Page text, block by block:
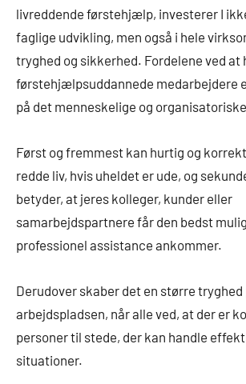
livreddende førstehjælp, investerer I
faglige udvikling, men også i hele
tryghed og sikkerhed. Fordelene ved at
førstehjælpsuddannede medarbejdere
på det menneskelige og
Først og fremmest kan hurtig og
redde liv, hvis uheldet er ude, og
betyder, at jeres kolleger, kunder eller
samarbejdspartnere får den bedst
professionel assistance ankommer.
Derudover skaber det en større tryghed
arbejdspladsen, når alle ved, at der er
personer til stede, der kan handle
situationer.